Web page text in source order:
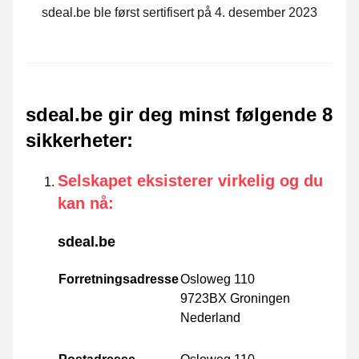
sdeal.be ble først sertifisert på 4. desember 2023
sdeal.be gir deg minst følgende 8
sikkerheter:
Selskapet eksisterer virkelig og du
kan nå:
sdeal.be
ForretningsadresseOsloweg 110
9723BX Groningen
Nederland